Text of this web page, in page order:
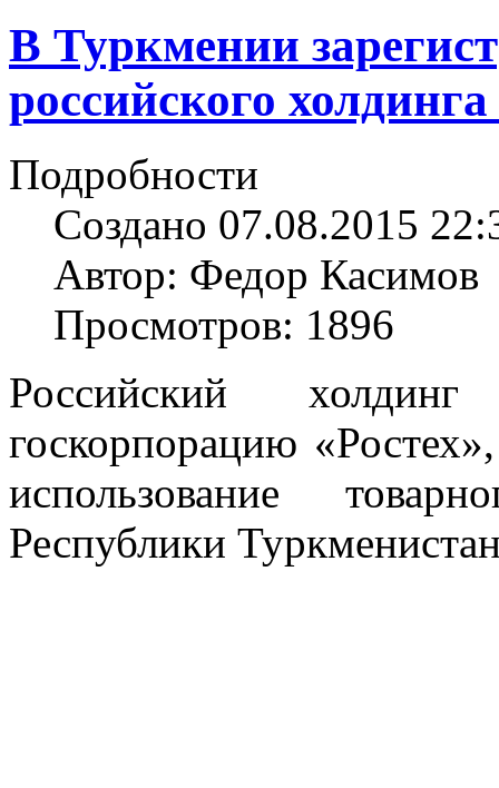
В Туркмении
российского
Подробности
Создано 07.08.2015
Автор: Федор Касимов
Просмотров: 1896
Российский
госкорпорацию
использование
Республики